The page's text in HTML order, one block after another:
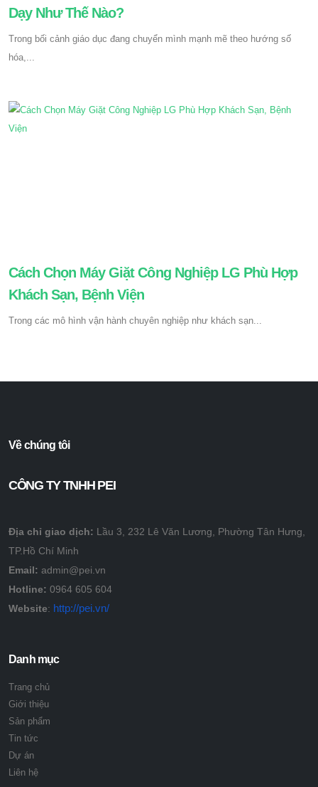
Dạy Như Thế Nào?
Trong bối cảnh giáo dục đang chuyển mình mạnh mẽ theo hướng số
hóa,...
Cách Chọn Máy Giặt Công Nghiệp LG Phù Hợp
Khách Sạn, Bệnh Viện
Trong các mô hình vận hành chuyên nghiệp như khách sạn...
Về chúng tôi
CÔNG TY TNHH PEI
Địa chỉ giao dịch: Lầu 3, 232 Lê Văn Lương, Phường Tân Hưng,
TP.Hồ Chí Minh
Email: admin@pei.vn
Hotline: 0964 605 604
Website: http://pei.vn/
Danh mục
Trang chủ
Giới thiệu
Sản phẩm
Tin tức
Dự án
Liên hệ